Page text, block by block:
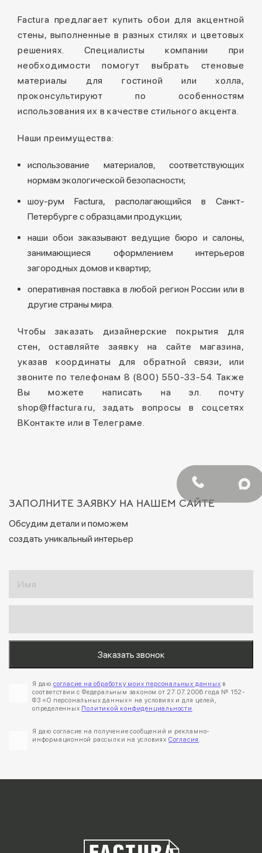
Factura предлагает купить обои для акцентной
стены, выполненные в разных стилях и цветовых
решениях. Специалисты компании при
необходимости помогут выбрать стеновые
материалы для гостиной или холла,
проконсультируют по особенностям
использования их в качестве стильного акцента.
Наши преимущества:
использование материалов, соответствующих
нормам экологической безопасности;
шоу-рум Factura, располагающийся в Санкт-
Петербурге с образцами продукции;
наши обои заказывают ведущие бюро и салоны,
занимающиеся оформлением интерьеров
загородных домов и квартир;
оперативная поставка в любой регион России или в
другие страны мира.
Чтобы заказать дизайнерские покрытия для
стен, оставляйте заявку на сайте магазина,
указав координаты для обратной связи, или
звоните по телефонам 8 (800) 550-33-54. Также
Вы можете написать на эл. почту
shop@ffactura.ru, задать вопросы в соцсетях
ВКонтакте или в Телеграме.
ЗАПОЛНИТЕ ЗАЯВКУ НА НАШЕМ САЙТЕ
Обсудим детали и поможем
создать уникальный интерьер
Я даю согласие на обработку моих персональных данных в
соответствии с Федеральным законом от 27.07.2006 года № 152-
ФЗ «О персональных данных» на условиях и для целей,
определенных Политикой конфиденциальности .
Я даю согласие на получение сообщений и рекламно-
информационной рассылки на условиях Согласия .